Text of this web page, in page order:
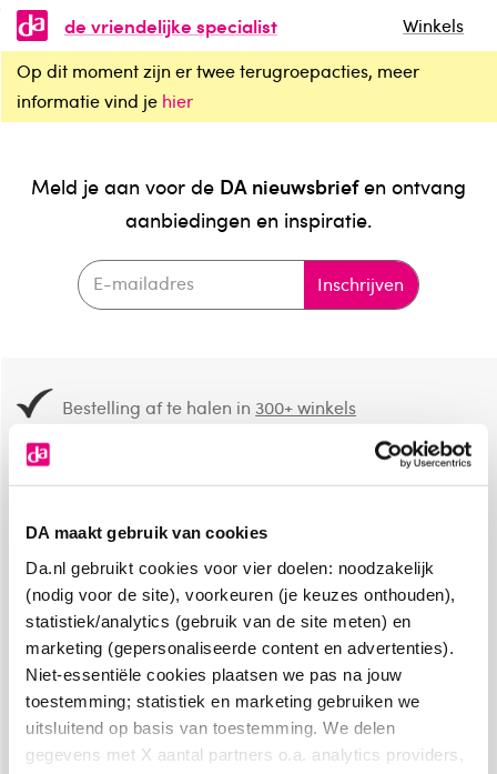
DA maakt gebruik van cookies
Da.nl gebruikt cookies voor vier doelen: noodzakelijk
(nodig voor de site), voorkeuren (je keuzes onthouden),
statistiek/analytics (gebruik van de site meten) en
marketing (gepersonaliseerde content en advertenties).
Niet-essentiële cookies plaatsen we pas na jouw
toestemming; statistiek en marketing gebruiken we
uitsluitend op basis van toestemming. We delen
gegevens met X aantal partners o.a. analytics providers,
de vriendelijke specialist
Winkels
Op dit moment zijn er twee terugroepacties, meer
informatie vind je hier
Meld je aan voor de DA nieuwsbriefen ontvang
aanbiedingen en inspiratie.
Inschrijven
Bestelling af te halen in300+ winkels
8.6 uit4.106 reviews
Over DA
Klantenservice
Assortiment
VolgDAop: